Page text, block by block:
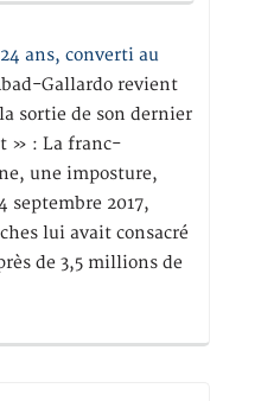
ans, converti au
Gallardo revient
sortie de son dernier
» : La franc-
une imposture,
septembre 2017,
lui avait consacré
de 3,5 millions de